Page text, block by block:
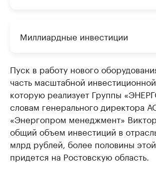
Миллиардные инвестиции
Пуск в работу нового
часть масштабной
которую реализует Группы
словам генерального директора
«Энергопром менеджмент»
общий объем инвестиций в
млрд рублей, более половины
придется на Ростовскую область.